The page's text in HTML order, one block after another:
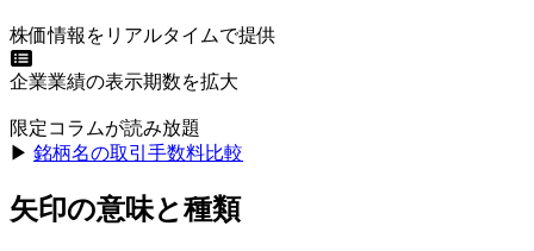
株価情報をリアルタイムで提供
企業業績の表示期数を拡大
限定コラムが読み放題
▶︎ 銘柄名の取引手数料比較
矢印の意味と種類